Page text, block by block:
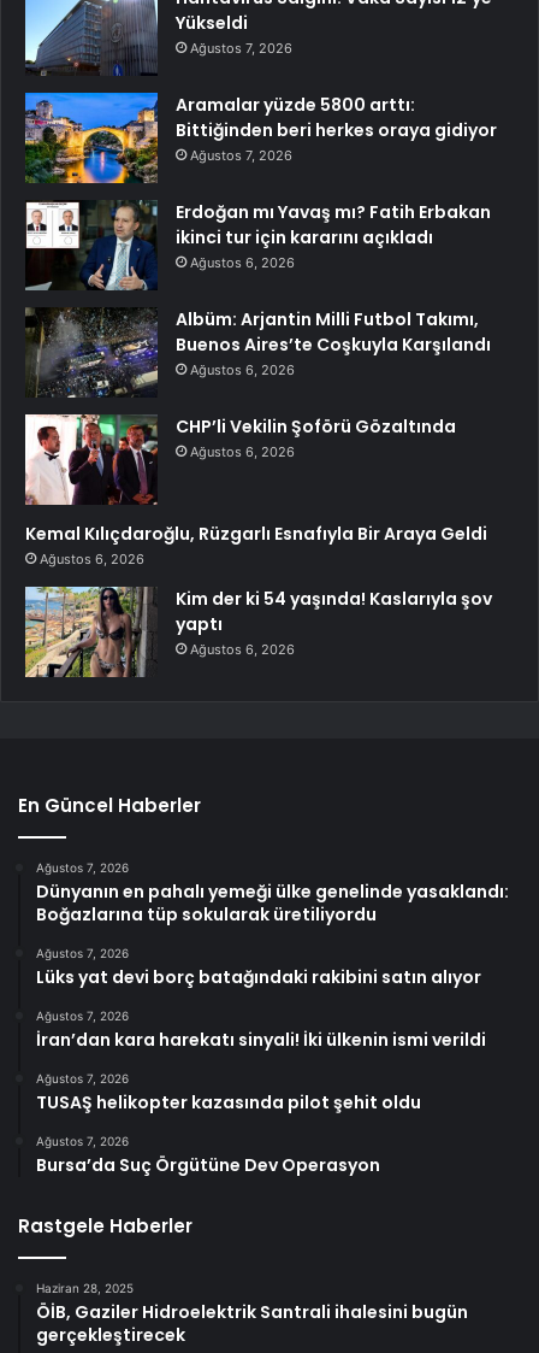
Yükseldi
Ağustos 7, 2026
Aramalar yüzde 5800 arttı:
Bittiğinden beri herkes oraya gidiyor
Ağustos 7, 2026
Erdoğan mı Yavaş mı? Fatih Erbakan
ikinci tur için kararını açıkladı
Ağustos 6, 2026
Albüm: Arjantin Milli Futbol Takımı,
Buenos Aires’te Coşkuyla Karşılandı
Ağustos 6, 2026
CHP’li Vekilin Şoförü Gözaltında
Ağustos 6, 2026
Kemal Kılıçdaroğlu, Rüzgarlı Esnafıyla Bir Araya Geldi
Ağustos 6, 2026
Kim der ki 54 yaşında! Kaslarıyla şov
yaptı
Ağustos 6, 2026
En Güncel Haberler
Ağustos 7, 2026
Dünyanın en pahalı yemeği ülke genelinde yasaklandı:
Boğazlarına tüp sokularak üretiliyordu
Ağustos 7, 2026
Lüks yat devi borç batağındaki rakibini satın alıyor
Ağustos 7, 2026
İran’dan kara harekatı sinyali! İki ülkenin ismi verildi
Ağustos 7, 2026
TUSAŞ helikopter kazasında pilot şehit oldu
Ağustos 7, 2026
Bursa’da Suç Örgütüne Dev Operasyon
Rastgele Haberler
Haziran 28, 2025
ÖİB, Gaziler Hidroelektrik Santrali ihalesini bugün
gerçekleştirecek